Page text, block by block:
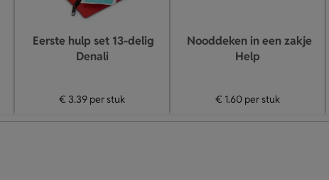
Eerste hulp set 13-delig
Denali
€ 3.39 per stuk
Nooddeken in een zakje
Help
€ 1.60 per stuk